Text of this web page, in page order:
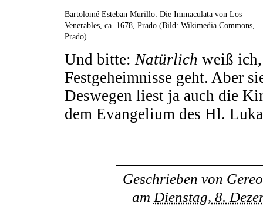
Bartolomé Esteban Murillo: Die Immaculata von Los
Venerables, ca. 1678, Prado (Bild: Wikimedia Commons,
Prado)
Und bitte: Natürlich weiß ich,
Festgeheimnisse geht. Aber
Deswegen liest ja auch die
dem Evangelium des Hl.
Geschrieben von
am Dienstag, 8.